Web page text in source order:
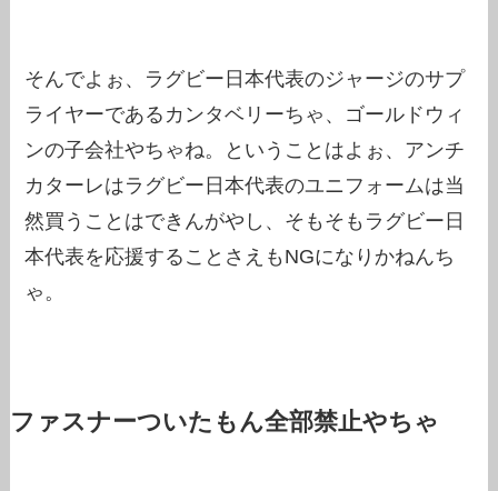
そんでよぉ、ラグビー日本代表のジャージのサプ
ライヤーであるカンタベリーちゃ、ゴールドウィ
ンの子会社やちゃね。ということはよぉ、アンチ
カターレはラグビー日本代表のユニフォームは当
然買うことはできんがやし、そもそもラグビー日
本代表を応援することさえもNGになりかねんち
ゃ。
ファスナーついたもん全部禁止やちゃ